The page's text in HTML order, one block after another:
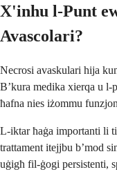
X'inhu l-Punt
Avascolari?
Necrosi avaskulari hija
B’kura medika xierqa u l-
ħafna nies iżommu
L-iktar ħaġa importanti li
trattament itejjbu b’mod
uġigħ fil-ġogi persistenti,